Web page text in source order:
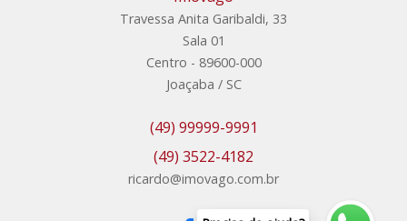
Travessa Anita Garibaldi, 33
Sala 01
Centro - 89600-000
Joaçaba / SC
(49) 99999-9991
(49) 3522-4182
ricardo@imovago.com.br